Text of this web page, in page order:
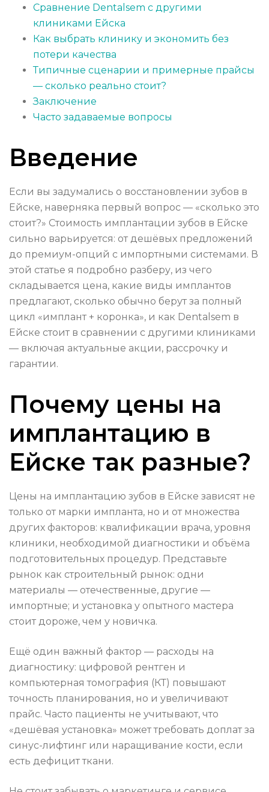
Сравнение Dentalsem с другими
клиниками Ейска
Как выбрать клинику и экономить без
потери качества
Типичные сценарии и примерные прайсы
— сколько реально стоит?
Заключение
Часто задаваемые вопросы
Введение
Если вы задумались о восстановлении зубов в
Ейске, наверняка первый вопрос — «сколько это
стоит?» Стоимость имплантации зубов в Ейске
сильно варьируется: от дешёвых предложений
до премиум-опций с импортными системами. В
этой статье я подробно разберу, из чего
складывается цена, какие виды имплантов
предлагают, сколько обычно берут за полный
цикл «имплант + коронка», и как Dentalsem в
Ейске стоит в сравнении с другими клиниками
— включая актуальные акции, рассрочку и
гарантии.
Почему цены на
имплантацию в
Ейске так разные?
Цены на имплантацию зубов в Ейске зависят не
только от марки импланта, но и от множества
других факторов: квалификации врача, уровня
клиники, необходимой диагностики и объёма
подготовительных процедур. Представьте
рынок как строительный рынок: одни
материалы — отечественные, другие —
импортные; и установка у опытного мастера
стоит дороже, чем у новичка.
Ещё один важный фактор — расходы на
диагностику: цифровой рентген и
компьютерная томография (КТ) повышают
точность планирования, но и увеличивают
прайс. Часто пациенты не учитывают, что
«дешёвая установка» может требовать доплат за
синус-лифтинг или наращивание кости, если
есть дефицит ткани.